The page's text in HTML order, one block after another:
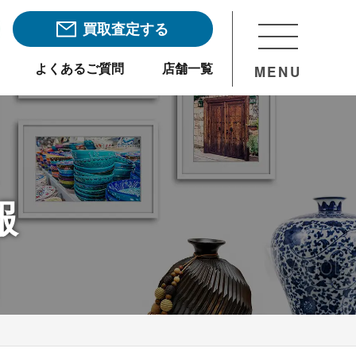
買取査定する
よくあるご質問 店舗一覧 MENU